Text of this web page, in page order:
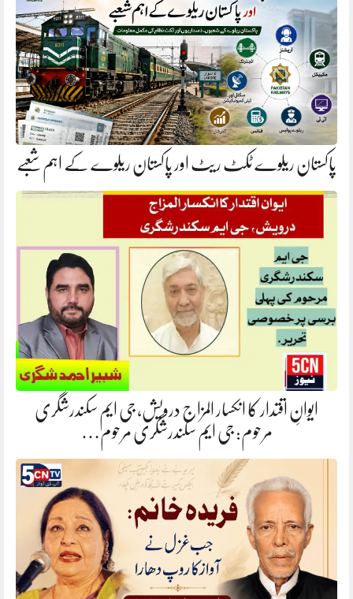
پاکستان ریلوے ٹکٹ ریٹ اور پاکستان ریلوے کے اہم شعبے
ایوانِ اقتدار کا انکسار المزاج درویش، جی ایم سکندرشگری
مرحوم: جی ایم سکندرشگری مرحوم…